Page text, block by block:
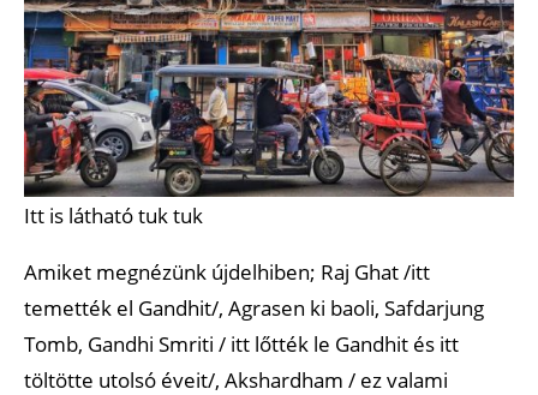
Itt is látható tuk tuk
Amiket megnézünk újdelhiben; Raj Ghat /itt
temették el Gandhit/, Agrasen ki baoli, Safdarjung
Tomb, Gandhi Smriti / itt lőtték le Gandhit és itt
töltötte utolsó éveit/, Akshardham / ez valami